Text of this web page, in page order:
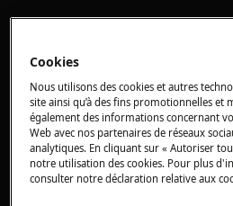
Solution
Avant toute opération de
l'appareil et débranchez la
Faites toujours attention
appareils, pour les appareils
personnes pour le déplacer.
Cookies
Nous utilisons des cookies et autres
site ainsi qu’à des fins promotionnelles et
également des informations concernant
Web avec nos partenaires de réseaux
analytiques. En cliquant sur « Autoriser
notre utilisation des cookies. Pour plus
consulter notre déclaration relative aux